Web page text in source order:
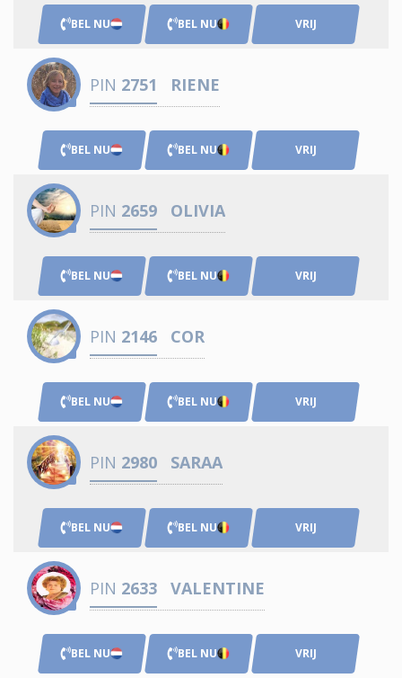
BEL NU BEL NU VRIJ
PIN 2751 RIENE
BEL NU BEL NU VRIJ
PIN 2659 OLIVIA
BEL NU BEL NU VRIJ
PIN 2146 COR
BEL NU BEL NU VRIJ
PIN 2980 SARAA
BEL NU BEL NU VRIJ
PIN 2633 VALENTINE
BEL NU BEL NU VRIJ